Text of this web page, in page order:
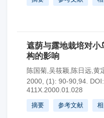
遮荫与露地栽培对小
构的影响
陈国菊,吴筱颖,陈日远,黄
2000, (1): 90-90,94. DOI:
411X.2000.01.028
摘要 参考文献